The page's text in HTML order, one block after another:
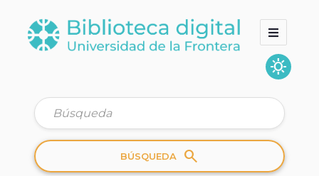
sunny
Colecciones
Quienes somos
BÚSQUEDA search